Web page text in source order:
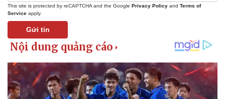
This site is protected by reCAPTCHA and the Google Privacy Policy and Terms of
Service apply.
Gửi tin